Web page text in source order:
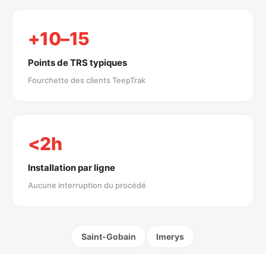
+10–15
Points de TRS typiques
Fourchette des clients TeepTrak
<2h
Installation par ligne
Aucune interruption du procédé
Saint-Gobain Imerys